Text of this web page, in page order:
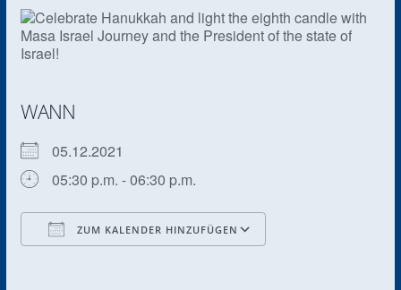
WANN
05.12.2021
05:30 p.m. - 06:30 p.m.
ZUM KALENDER HINZUFÜGEN